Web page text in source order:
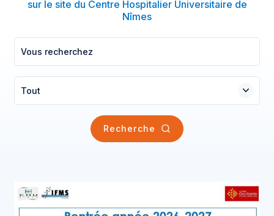
sur le site du Centre Hospitalier Universitaire de
Nîmes
Tout
Recherche